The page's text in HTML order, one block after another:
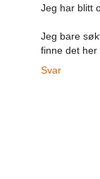
Jeg har blitt
Jeg bare
finne det her
Svar